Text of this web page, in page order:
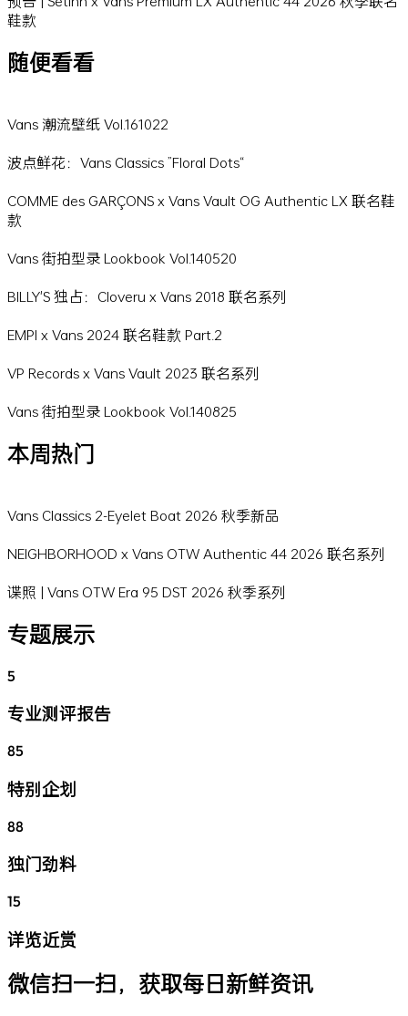
鞋款
随便看看
Vans 潮流壁纸 Vol.161022
波点鲜花：Vans Classics ”Floral Dots“
COMME des GARÇONS x Vans Vault OG Authentic LX 联名鞋
款
Vans 街拍型录 Lookbook Vol.140520
BILLY'S 独占：Cloveru x Vans 2018 联名系列
EMPI x Vans 2024 联名鞋款 Part.2
VP Records x Vans Vault 2023 联名系列
Vans 街拍型录 Lookbook Vol.140825
本周热门
Vans Classics 2-Eyelet Boat 2026 秋季新品
NEIGHBORHOOD x Vans OTW Authentic 44 2026 联名系列
谍照 | Vans OTW Era 95 DST 2026 秋季系列
专题展示
5
专业测评报告
85
特别企划
88
独门劲料
15
详览近赏
微信扫一扫，获取每日新鲜资讯